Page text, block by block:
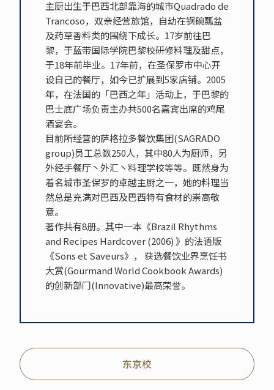
主厨出生于巴西北部靠海的城市Quadrado de
Trancoso，双亲经营旅馆，自幼在锅碗瓢盆
及药草香料类的围绕下成长。17岁前往巴
黎，于蓝带国际学院巴黎校研修料理及甜点，
于18年前毕业。17年前，在圣保罗市中心开
设自己的餐厅，如今已扩展到5家店铺。2005
年，在法国的「巴西之年」活动上，于巴黎的
巴士底广场负责主办共500名嘉宾出席的鸡尾
酒宴会。
目前所经营的萨格拉多餐饮集团(SAGRADO
group)员工总数250人，其中80人为厨师，另
外经手餐厅丶外汇丶料理学校等等。既然身为
着名城市圣保罗的卓越主厨之一，她的料理当
然总是充满对巴西及巴西特有食材的崇高敬
意。
著作共有8册。其中一本《Brazil Rhythms
and Recipes Hardcover (2006) 》的法语版
《Sons et Saveurs》， 获选餐饮业界烹饪书
大赏(Gourmand World Cookbook Awards)
的创新部门(Innovative)最高荣誉。
东京校